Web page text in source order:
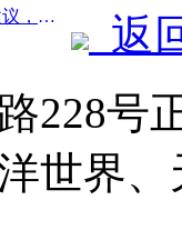
前一篇：安徽发布“十五五”规划建议，把文化旅游业打造成为支柱产业
返
228号
世界